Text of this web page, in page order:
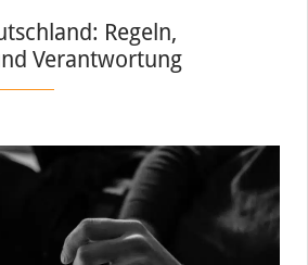
Regeln,
Verantwortung